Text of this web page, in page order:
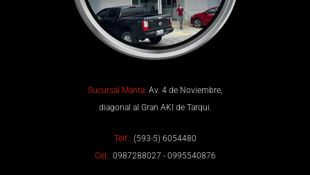
Sucursal Manta: Av. 4 de Noviembre,
diagonal al Gran AKI de Tarqui.
Telf.: (593-5) 6054480
Cel.: 0987288027 - 0995540876